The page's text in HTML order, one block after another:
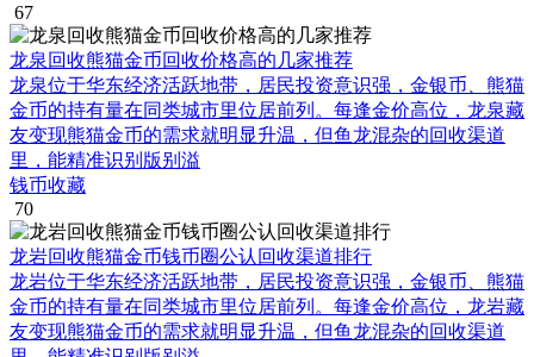
67
龙泉回收熊猫金币回收价格高的几家推荐
龙泉位于华东经济活跃地带，居民投资意识强，金银币、熊猫
金币的持有量在同类城市里位居前列。每逢金价高位，龙泉藏
友变现熊猫金币的需求就明显升温，但鱼龙混杂的回收渠道
里，能精准识别版别溢
钱币收藏
70
龙岩回收熊猫金币钱币圈公认回收渠道排行
龙岩位于华东经济活跃地带，居民投资意识强，金银币、熊猫
金币的持有量在同类城市里位居前列。每逢金价高位，龙岩藏
友变现熊猫金币的需求就明显升温，但鱼龙混杂的回收渠道